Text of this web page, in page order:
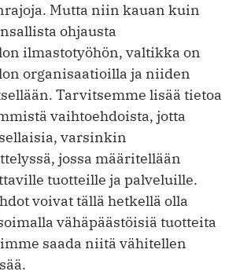
Mutta niin kauan kuin
ohjausta
ilmastotyöhön, valtikka on
organisaatioilla ja niiden
Tarvitsemme lisää tietoa
vaihtoehdoista, jotta
varsinkin
jossa määritellään
tuotteille ja palveluille.
voivat tällä hetkellä olla
vähäpäästöisiä tuotteita
saada niitä vähitellen